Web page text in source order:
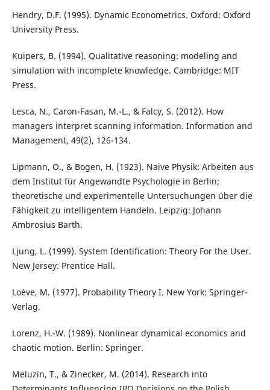
Hendry, D.F. (1995). Dynamic Econometrics. Oxford: Oxford
University Press.
Kuipers, B. (1994). Qualitative reasoning: modeling and
simulation with incomplete knowledge. Cambridge: MIT
Press.
Lesca, N., Caron-Fasan, M.-L., & Falcy, S. (2012). How
managers interpret scanning information. Information and
Management, 49(2), 126-134.
Lipmann, O., & Bogen, H. (1923). Naive Physik: Arbeiten aus
dem Institut für Angewandte Psychologie in Berlin;
theoretische und experimentelle Untersuchungen über die
Fähigkeit zu intelligentem Handeln. Leipzig: Johann
Ambrosius Barth.
Ljung, L. (1999). System Identification: Theory For the User.
New Jersey: Prentice Hall.
Loève, M. (1977). Probability Theory I. New York: Springer-
Verlag.
Lorenz, H.-W. (1989). Nonlinear dynamical economics and
chaotic motion. Berlin: Springer.
Meluzin, T., & Zinecker, M. (2014). Research into